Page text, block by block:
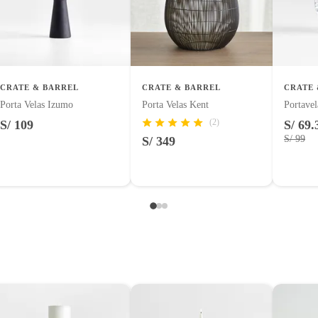
x 31cm
para asfalto.
línea blanca, colchones, muebles, bicicletas y máquinas.
alimenticios, vitaminas.
CRATE & BARREL
Porta Velas Izumo
S/ 109
CRATE & BARREL
Porta Velas Kent
(2)
S/ 349
CRATE
S/
S/ 99